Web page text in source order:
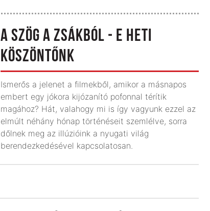
A SZÖG A ZSÁKBÓL - E HETI
KÖSZÖNTŐNK
Ismerős a jelenet a filmekből, amikor a másnapos
embert egy jókora kijózanító pofonnal térítik
magához? Hát, valahogy mi is így vagyunk ezzel az
elmúlt néhány hónap történéseit szemlélve, sorra
dőlnek meg az illúzióink a nyugati világ
berendezkedésével kapcsolatosan.